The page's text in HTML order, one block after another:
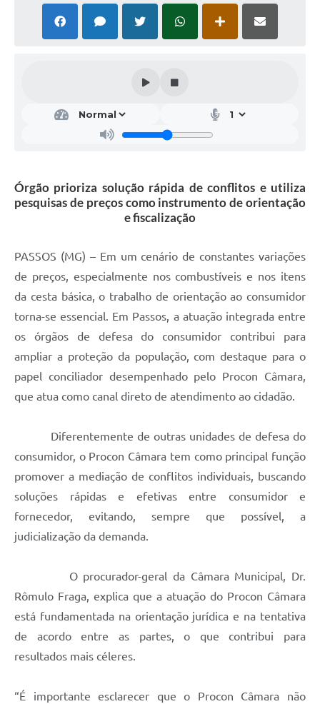
Órgão prioriza solução rápida de conflitos e utiliza
pesquisas de preços como instrumento de orientação
e fiscalização
PASSOS (MG) – Em um cenário de constantes variações
de preços, especialmente nos combustíveis e nos itens
da cesta básica, o trabalho de orientação ao consumidor
torna-se essencial. Em Passos, a atuação integrada entre
os órgãos de defesa do consumidor contribui para
ampliar a proteção da população, com destaque para o
papel conciliador desempenhado pelo Procon Câmara,
que atua como canal direto de atendimento ao cidadão.
Diferentemente de outras unidades de defesa do
consumidor, o Procon Câmara tem como principal função
promover a mediação de conflitos individuais, buscando
soluções rápidas e efetivas entre consumidor e
fornecedor, evitando, sempre que possível, a
judicialização da demanda.
O procurador-geral da Câmara Municipal, Dr.
Rômulo Fraga, explica que a atuação do Procon Câmara
está fundamentada na orientação jurídica e na tentativa
de acordo entre as partes, o que contribui para
resultados mais céleres.
“É importante esclarecer que o Procon Câmara não